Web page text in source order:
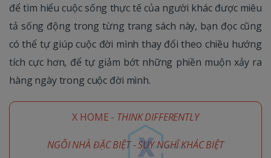
để tìm hiểu cuộc sống thực tế của người khác được miêu
tả sống động trong từng trang sách này, bạn đọc cũng
có thể tự giúp cuộc đời mình thay đổi theo chiều hướng
tích cực hơn, để tự giảm bớt những phiền muộn xảy ra
hàng ngày trong cuộc đời mình.
X HOME - THINK DIFFERENTLY
NGÔI NHÀ ĐẶC BIỆT - SUY NGHĨ KHÁC BIỆT